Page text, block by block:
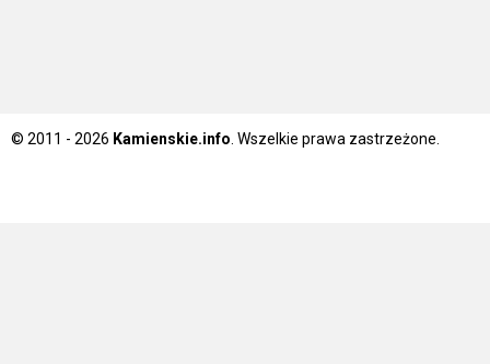
© 2011 - 2026 Kamienskie.info . Wszelkie prawa zastrzeżone.